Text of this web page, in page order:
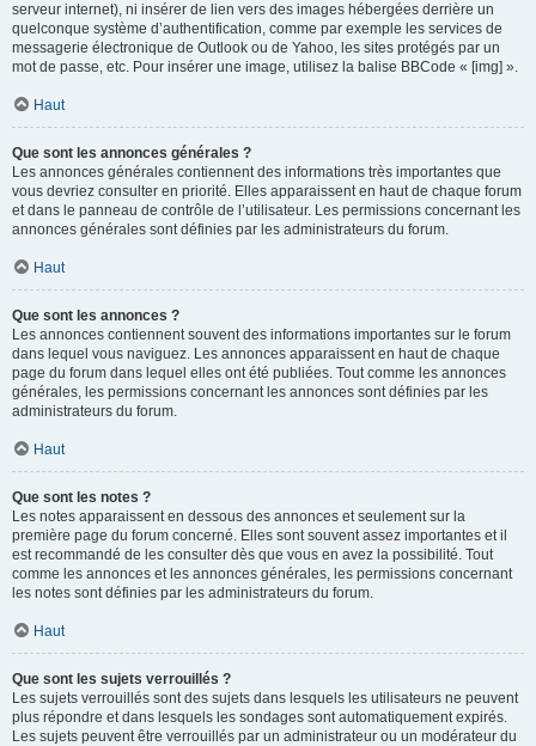
serveur internet), ni insérer de lien vers des images hébergées derrière un
quelconque système d’authentification, comme par exemple les services de
messagerie électronique de Outlook ou de Yahoo, les sites protégés par un
mot de passe, etc. Pour insérer une image, utilisez la balise BBCode « [img] ».
Haut
Que sont les annonces générales ?
Les annonces générales contiennent des informations très importantes que
vous devriez consulter en priorité. Elles apparaissent en haut de chaque forum
et dans le panneau de contrôle de l’utilisateur. Les permissions concernant les
annonces générales sont définies par les administrateurs du forum.
Haut
Que sont les annonces ?
Les annonces contiennent souvent des informations importantes sur le forum
dans lequel vous naviguez. Les annonces apparaissent en haut de chaque
page du forum dans lequel elles ont été publiées. Tout comme les annonces
générales, les permissions concernant les annonces sont définies par les
administrateurs du forum.
Haut
Que sont les notes ?
Les notes apparaissent en dessous des annonces et seulement sur la
première page du forum concerné. Elles sont souvent assez importantes et il
est recommandé de les consulter dès que vous en avez la possibilité. Tout
comme les annonces et les annonces générales, les permissions concernant
les notes sont définies par les administrateurs du forum.
Haut
Que sont les sujets verrouillés ?
Les sujets verrouillés sont des sujets dans lesquels les utilisateurs ne peuvent
plus répondre et dans lesquels les sondages sont automatiquement expirés.
Les sujets peuvent être verrouillés par un administrateur ou un modérateur du